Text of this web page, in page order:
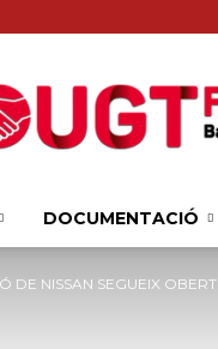
DOCUMENTACIÓ
DE NISSAN SEGUEIX OBERT